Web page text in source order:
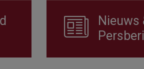
Nieuws